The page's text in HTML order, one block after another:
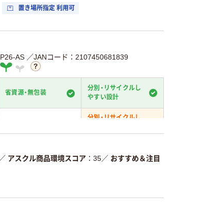
置き場所指定 利用可
AS ／JANコード：2107450681839
省資源・無包装
分別・リサイクルし
やすい設計
分別・リサイクルし
いる
ページ下部の商品詳細「
／ アスクル商品環境スコア 35／ おすすめ＆注目